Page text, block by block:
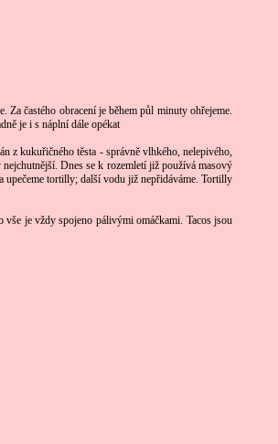
častého obracení je během půl minuty ohřejeme.
je i s náplní dále opékat
z kukuřičného těsta - správně vlhkého, nelepivého,
Dnes se k rozemletí již používá masový
upečeme tortilly; další vodu již nepřidáváme. Tortilly
je vždy spojeno pálivými omáčkami. Tacos jsou